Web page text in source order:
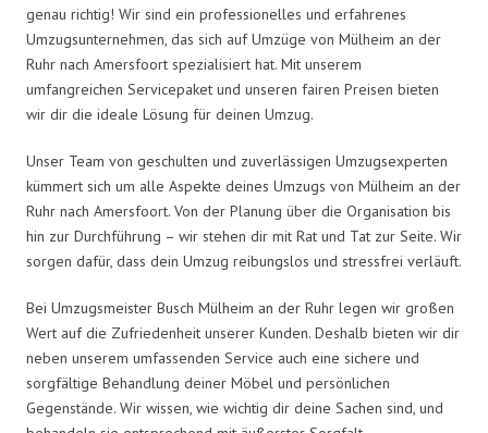
genau richtig! Wir sind ein professionelles und erfahrenes
Umzugsunternehmen, das sich auf Umzüge von Mülheim an der
Ruhr nach Amersfoort spezialisiert hat. Mit unserem
umfangreichen Servicepaket und unseren fairen Preisen bieten
wir dir die ideale Lösung für deinen Umzug.
Unser Team von geschulten und zuverlässigen Umzugsexperten
kümmert sich um alle Aspekte deines Umzugs von Mülheim an der
Ruhr nach Amersfoort. Von der Planung über die Organisation bis
hin zur Durchführung – wir stehen dir mit Rat und Tat zur Seite. Wir
sorgen dafür, dass dein Umzug reibungslos und stressfrei verläuft.
Bei Umzugsmeister Busch Mülheim an der Ruhr legen wir großen
Wert auf die Zufriedenheit unserer Kunden. Deshalb bieten wir dir
neben unserem umfassenden Service auch eine sichere und
sorgfältige Behandlung deiner Möbel und persönlichen
Gegenstände. Wir wissen, wie wichtig dir deine Sachen sind, und